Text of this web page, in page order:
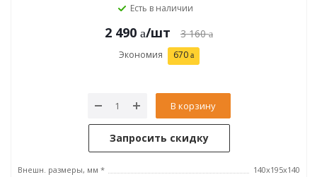
Есть в наличии
2 490 /шт 3 160
Экономия 670
В корзину
Запросить скидку
Внешн. размеры, мм *
140x195x140